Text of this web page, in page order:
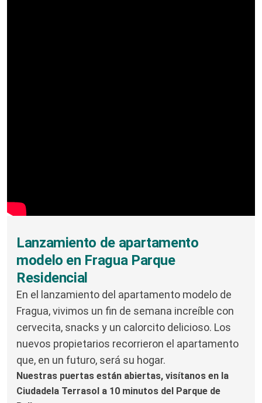
Lanzamiento de apartamento
modelo en Fragua Parque
Residencial
En el lanzamiento del apartamento modelo de
Fragua, vivimos un fin de semana increíble con
cervecita, snacks y un calorcito delicioso. Los
nuevos propietarios recorrieron el apartamento
que, en un futuro, será su hogar.
Nuestras puertas están abiertas, visítanos en la
Ciudadela Terrasol a 10 minutos del Parque de